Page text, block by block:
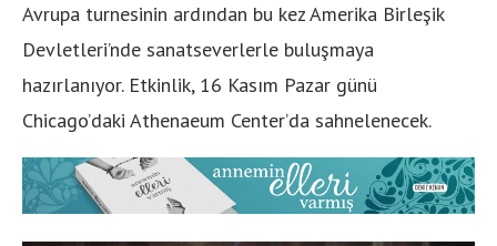
Avrupa turnesinin ardından bu kez Amerika Birleşik
Devletleri’nde sanatseverlerle buluşmaya
hazırlanıyor. Etkinlik, 16 Kasım Pazar günü
Chicago’daki Athenaeum Center’da sahnelenecek.